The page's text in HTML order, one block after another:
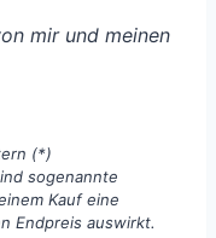
mir und meinen
(*)
sogenannte
Kauf eine
Endpreis auswirkt.